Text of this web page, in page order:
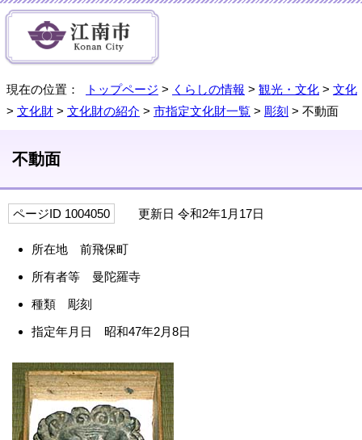
現在の位置： トップページ > くらしの情報 > 観光・文化 > 文化
> 文化財 > 文化財の紹介 > 市指定文化財一覧 > 彫刻 > 不動面
不動面
ページID 1004050 更新日 令和2年1月17日
所在地 前飛保町
所有者等 曼陀羅寺
種類 彫刻
指定年月日 昭和47年2月8日